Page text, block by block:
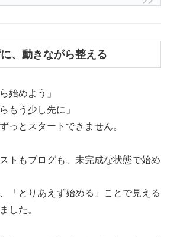
、動きながら整える
始めよう」
もう少し先に」
っとスタートできません。
トもブログも、未完成な状態で始め
「とりあえず始める」ことで見える
した。